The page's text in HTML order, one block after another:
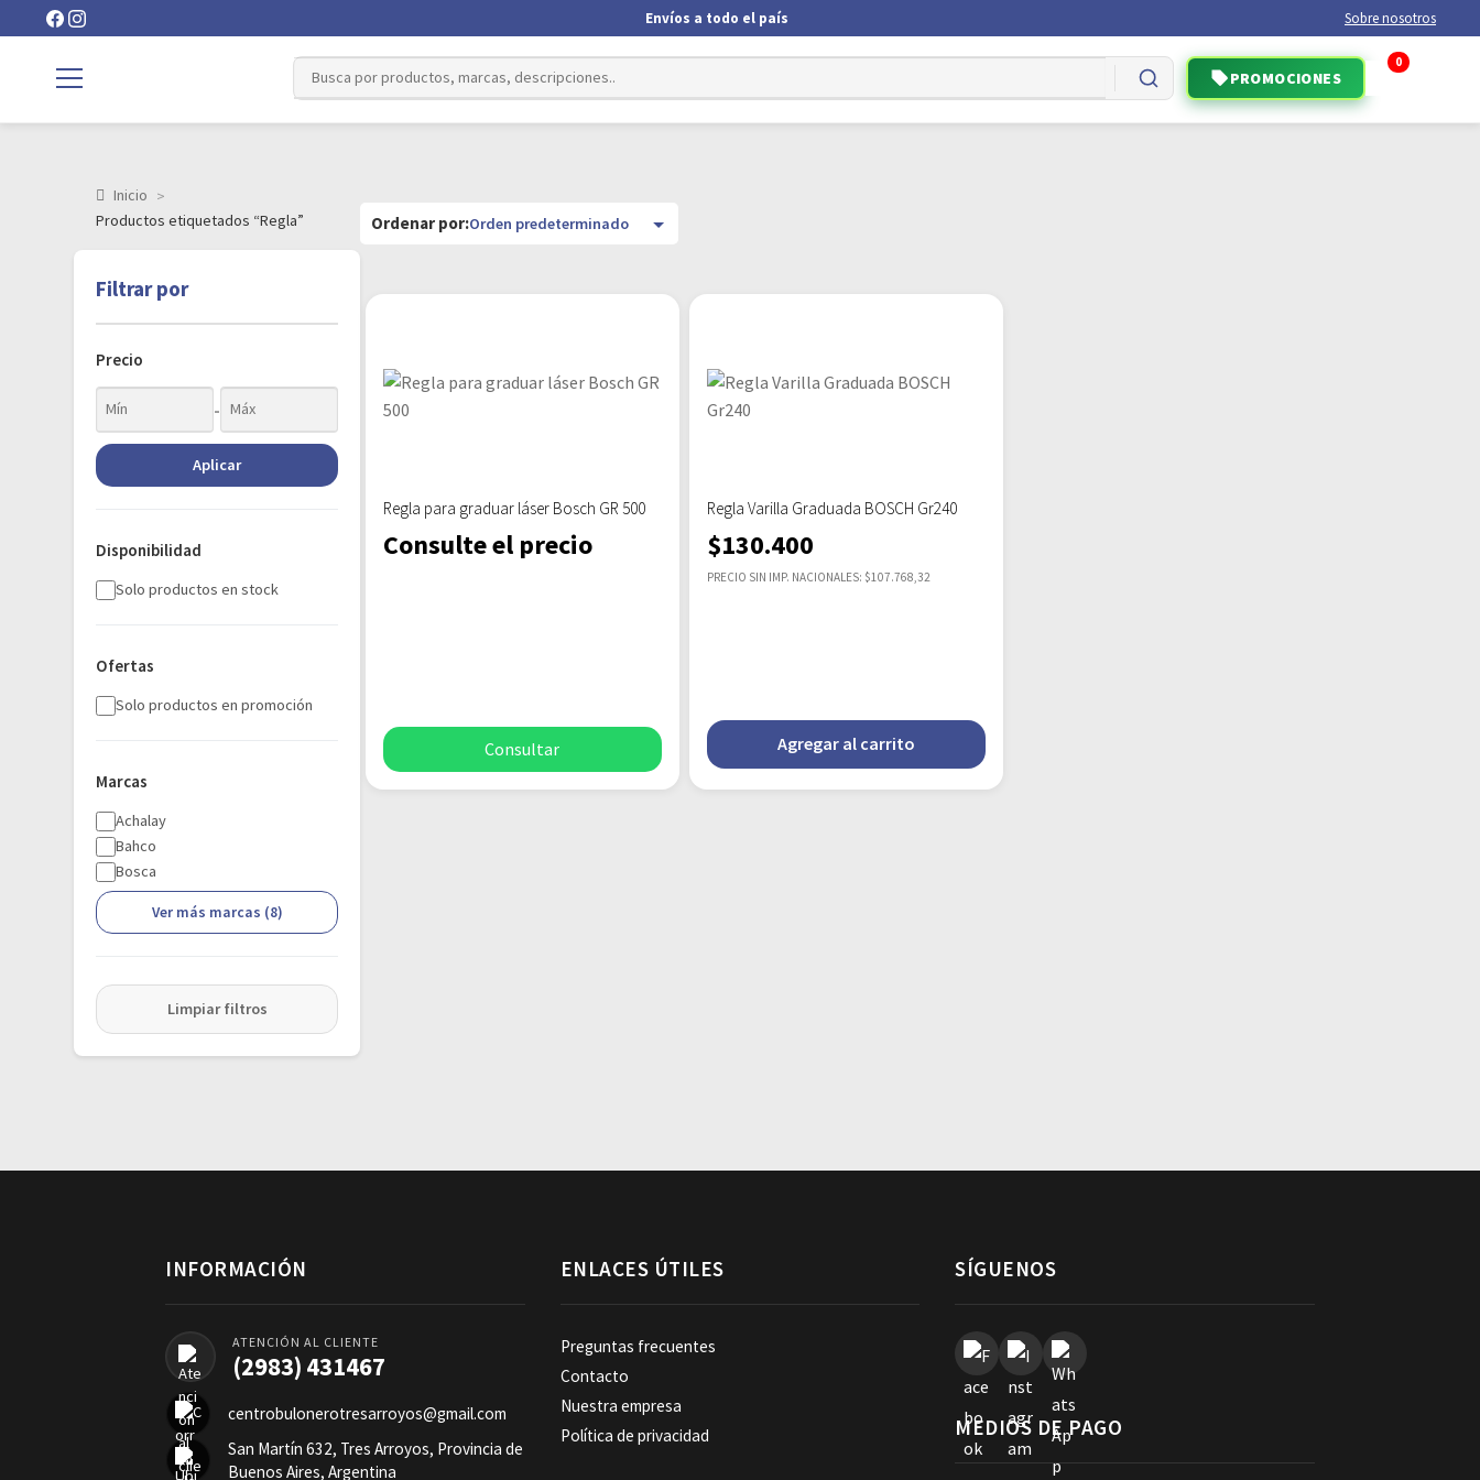
Envíos a todo el país Sobre nosotros
PROMOCIONES
0
Inicio
Productos etiquetados “Regla”
Filtrar por
Precio
-
Aplicar
Disponibilidad
Solo productos en stock
Ofertas
Solo productos en promoción
Marcas
Achalay
Bahco
Bosca
Ver más marcas (8)
Limpiar filtros
Regla para graduar láser Bosch GR 500
Consulte el precio
Consultar
Regla Varilla Graduada BOSCH Gr240
$130.400
PRECIO SIN IMP. NACIONALES: $107.768,32
Agregar al carrito
INFORMACIÓN
ATENCIÓN AL CLIENTE
(2983) 431467
centrobulonerotresarroyos@gmail.com
San Martín 632, Tres Arroyos, Provincia de
Buenos Aires, Argentina
ENLACES ÚTILES
Preguntas frecuentes
Contacto
Nuestra empresa
Política de privacidad
SÍGUENOS
MEDIOS DE PAGO